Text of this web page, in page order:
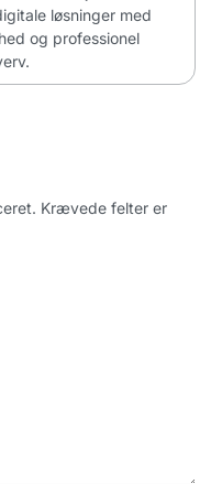
løsninger med
og professionel
Krævede felter er